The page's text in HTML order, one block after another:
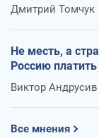
Дмитрий Томчук
Не месть, а
Россию
Виктор Андрусив
Все мнения